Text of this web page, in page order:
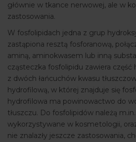
głównie w tkance nerwowej, ale w
zastosowania.
W fosfolipidach jedna z grup
zastąpiona resztą fosforanową,
aminą, aminokwasem lub inną
cząsteczka fosfolipidu zawiera część
z dwóch łańcuchów kwasu
hydrofilową, w której znajduje się
hydrofilowa ma powinowactwo do
tłuszczu. Do fosfolipidów należą
wykorzystywane w kosmetologii,
nie znalazły jeszcze zastosowania,